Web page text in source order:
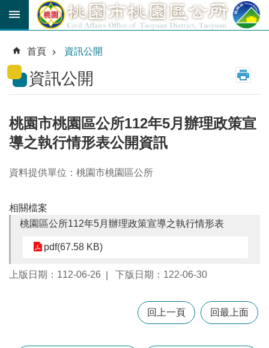
跳到主要內容區塊
育
貼
公
路
線
民
卡
進
階
首頁 資訊公開
資訊公開
桃園市桃園區公所112年5月辦理政策宣
導之執行情形表公開資訊
資料提供單位：桃園市桃園區公所
相關檔案
桃園區公所112年5月辦理政策宣導之執行情形表
pdf(67.58 KB)
上版日期：112-06-26 下版日期：122-06-30
回上一頁 回最上面